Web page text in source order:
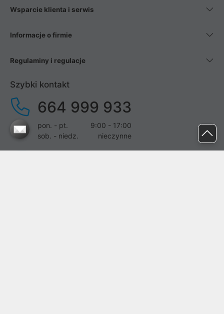
Wsparcie klienta i serwis
Informacje o firmie
Regulaminy i regulacje
Szybki kontakt
664 999 933
pon. - pt.
9:00 - 17:00
sob. - niedz.
nieczynne